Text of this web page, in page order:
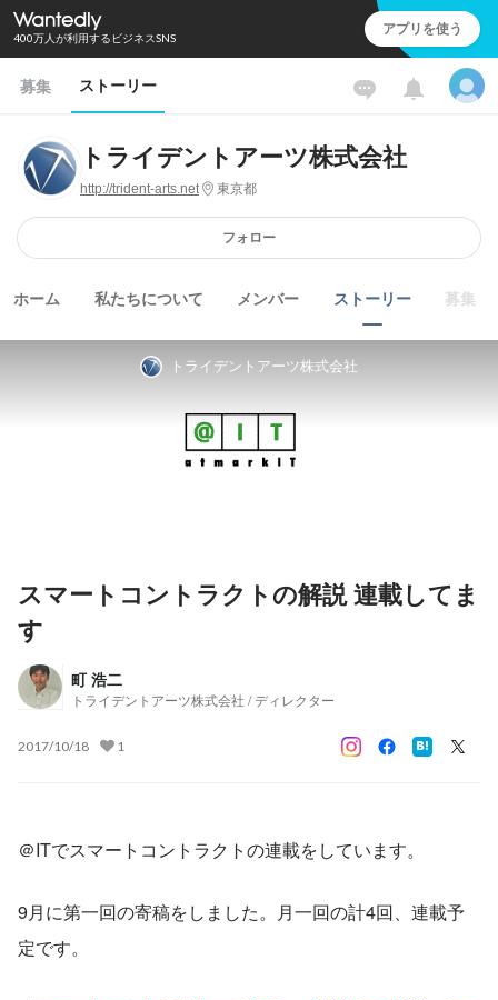
400万人が利用するビジネスSNS アプリを使う
募集 ストーリー
トライデントアーツ株式会社
http://trident-arts.net 東京都
フォロー
ホーム 私たちについて メンバー ストーリー 募集
トライデントアーツ株式会社
スマートコントラクトの解説 連載してま
す
町 浩二
トライデントアーツ株式会社 / ディレクター
2017/10/18 1
＠ITでスマートコントラクトの連載をしています。
9月に第一回の寄稿をしました。月一回の計4回、連載予
定です。